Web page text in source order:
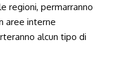
regioni, permarranno
aree interne
alcun tipo di